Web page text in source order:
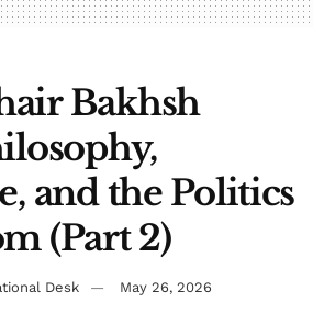
Bakhsh
and the Politics
(Part 2)
Desk May 26, 2026